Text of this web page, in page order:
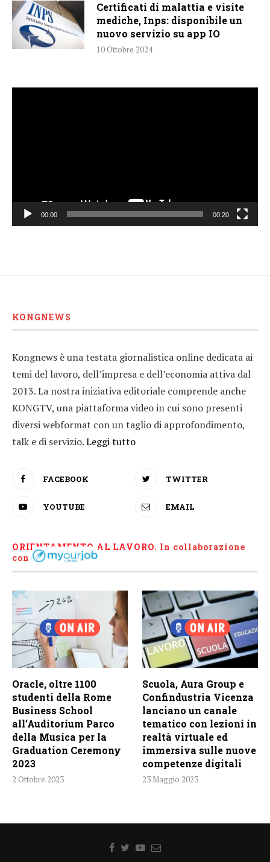
Certificati di malattia e visite
mediche, Inps: disponibile un
nuovo servizio su app IO
10 Ottobre 2024
00:00 00:20
KONGNEWS
Kongnews è una testata giornalistica online dedicata ai
temi del lavoro, dell’impresa e dell’economia attiva dal
2013. La nostra iniziativa editoriale comprende anche
KONGTV, una piattaforma video in cui sono presenti
diversi webformat con un taglio di approfondimento,
talk e di servizio.Leggi tutto
FACEBOOK TWITTER
YOUTUBE EMAIL
ORIENTAMENTO AL LAVORO. In collaborazione
con
Oracle, oltre 1100
studenti della Rome
Business School
all’Auditorium Parco
della Musica per la
Graduation Ceremony
2023
2 Ottobre 2023
Scuola, Aura Group e
Confindustria Vicenza
lanciano un canale
tematico con lezioni in
realtà virtuale ed
immersiva sulle nuove
competenze digitali
23 Maggio 2023